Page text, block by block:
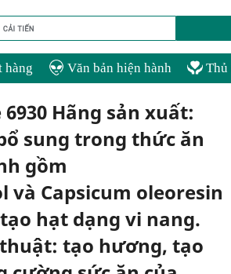
hàng Văn bản hiện hành Thủ
6930 Hãng sản xuất:
sung trong thức ăn
gồm
và Capsicum oleoresin
hạt dạng vi nang.
tạo hương, tạo